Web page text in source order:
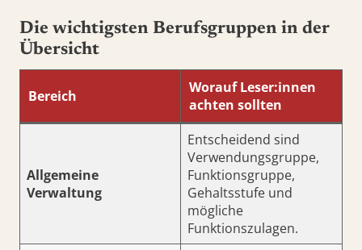
Die wichtigsten Berufsgruppen in der
Übersicht
Bereich
Worauf Leser:innen
achten sollten
Allgemeine
Verwaltung
Entscheidend sind
Verwendungsgruppe,
Funktionsgruppe,
Gehaltsstufe und
mögliche
Funktionszulagen.